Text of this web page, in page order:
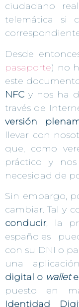
ciudadano
telemática si
Desde
pasaporte) no
este
NFC y nos ha
través de
versión
llevar con
que, como
práctico y
necesidad de
Sin embargo,
cambiar. Tal y
conducir, la
españoles
con su DNI o
una
digital o wallet
puesto en
Identidad